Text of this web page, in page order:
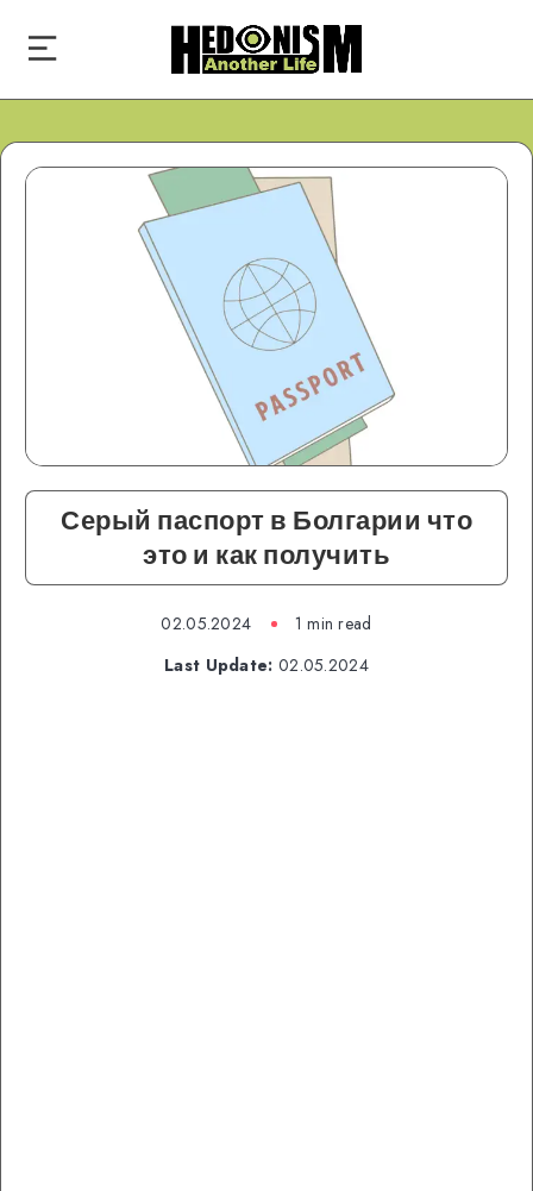
Серый паспорт в Болгарии что
это и как получить
02.05.2024
1 min read
Last Update: 02.05.2024